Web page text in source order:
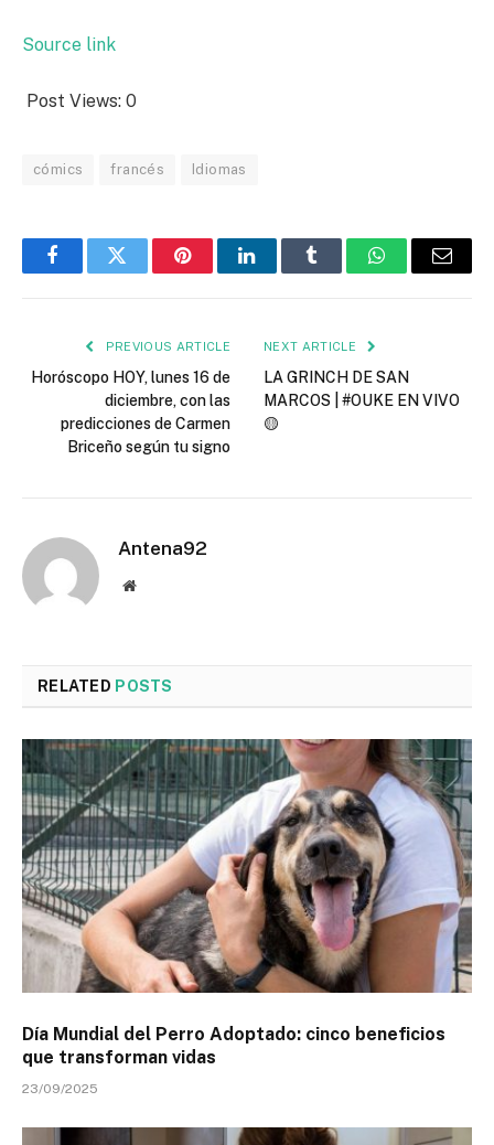
Source link
Post Views: 0
cómics francés Idiomas
FacebookTwitter PinterestLinkedInTumblr WhatsAppEmail
PREVIOUS ARTICLE
Horóscopo HOY, lunes 16 de
diciembre, con las
predicciones de Carmen
Briceño según tu signo
NEXT ARTICLE
LA GRINCH DE SAN
MARCOS | #OUKE EN VIVO
🟡
Antena92
Website
RELATED POSTS
Día Mundial del Perro Adoptado: cinco beneficios
que transforman vidas
23/09/2025